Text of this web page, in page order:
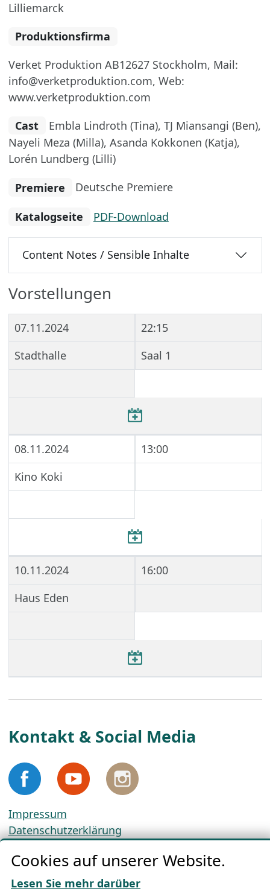
Lilliemarck
Produktionsfirma
Verket Produktion AB12627 Stockholm, Mail:
info@verketproduktion.com, Web:
www.verketproduktion.com
Cast
Embla Lindroth (Tina), TJ Miansangi (Ben),
Nayeli Meza (Milla), Asanda Kokkonen (Katja),
Lorén Lundberg (Lilli)
Premiere
Deutsche Premiere
Katalogseite PDF-Download
Content Notes / Sensible Inhalte
Vorstellungen
07.11.2024
22:15
Stadthalle
Saal 1
08.11.2024
13:00
Kino Koki
10.11.2024
16:00
Haus Eden
Kontakt & Social Media
Impressum
Datenschutzerklärung
AGBs
Download „Nordic Tango“
Cookies auf unserer Website.
Lesen Sie mehr darüber